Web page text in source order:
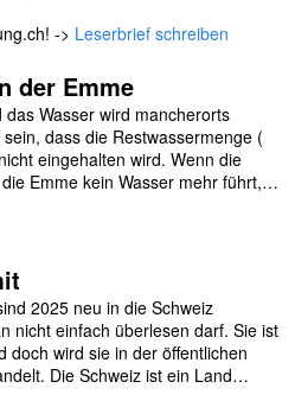
-> Leserbrief schreiben
der Emme
Wasser wird mancherorts
dass die Restwassermenge (
eingehalten wird. Wenn die
Emme kein Wasser mehr führt,…
2025 neu in die Schweiz
nicht einfach überlesen darf. Sie ist
doch wird sie in der öffentlichen
Die Schweiz ist ein Land…